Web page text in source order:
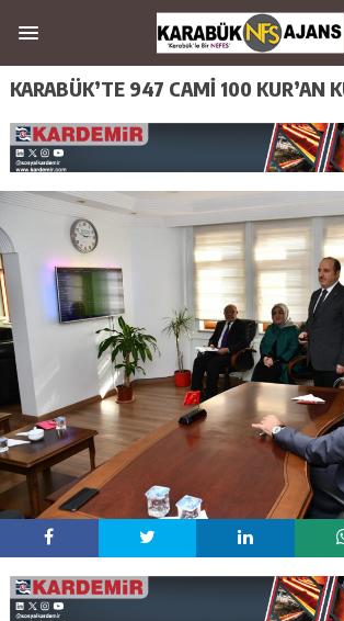
KARABÜK’TE 947 CAMİ 100 KUR’AN